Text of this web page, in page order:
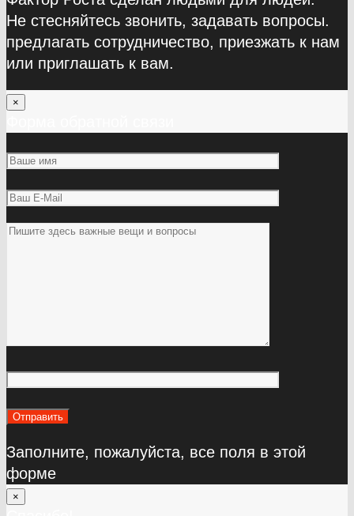
Не стесняйтесь звонить, задавать вопросы.
предлагать сотрудничество, приезжать к нам
или приглашать к вам.
×
Заполните, пожалуйста, все поля в этой
форме
×